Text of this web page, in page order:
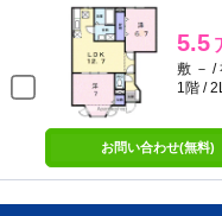
5.5
敷 － /
1階 /
お問い合わせ(無料)